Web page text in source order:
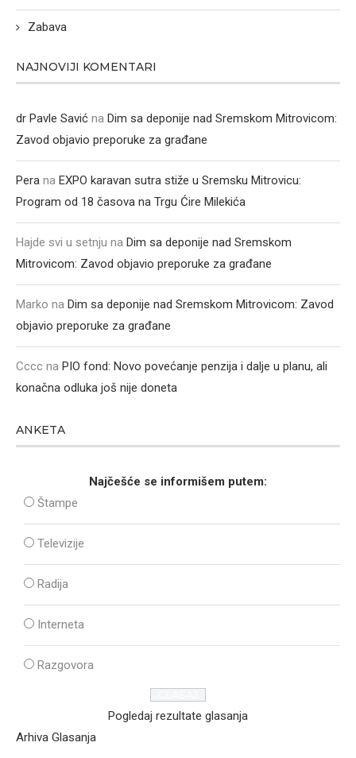
Zabava
NAJNOVIJI KOMENTARI
dr Pavle Savić na Dim sa deponije nad Sremskom Mitrovicom:
Zavod objavio preporuke za građane
Pera na EXPO karavan sutra stiže u Sremsku Mitrovicu:
Program od 18 časova na Trgu Ćire Milekića
Hajde svi u setnju na Dim sa deponije nad Sremskom
Mitrovicom: Zavod objavio preporuke za građane
Marko na Dim sa deponije nad Sremskom Mitrovicom: Zavod
objavio preporuke za građane
Cccc na PIO fond: Novo povećanje penzija i dalje u planu, ali
konačna odluka još nije doneta
ANKETA
Najčešće se informišem putem:
Štampe
Televizije
Radija
Interneta
Razgovora
Pogledaj rezultate glasanja
Arhiva Glasanja